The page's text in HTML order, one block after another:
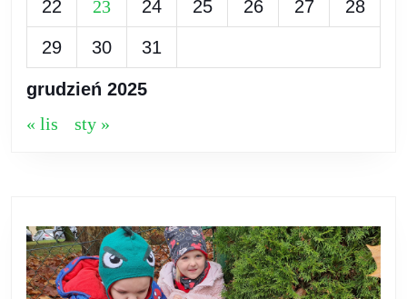
grudzień 2025
22 23 24 25 26 27 28
29 30 31
« lis sty »